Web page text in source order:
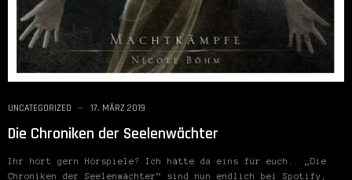
UNCATEGORIZED 17. MÄRZ 2019
Die Chroniken der Seelenwächter
Ihr hört gern Hörspiele? Ich hätte da eins für euch.. „Die
Chroniken der Seelenwächter“ sind nun endlich bei Spotify,